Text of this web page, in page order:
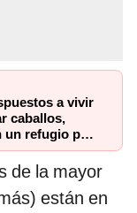
a vivir
caballos,
un refugio por
de la mayor
están en